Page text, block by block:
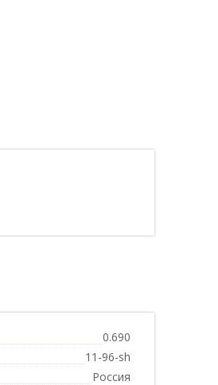
0.690
11-96-sh
Россия